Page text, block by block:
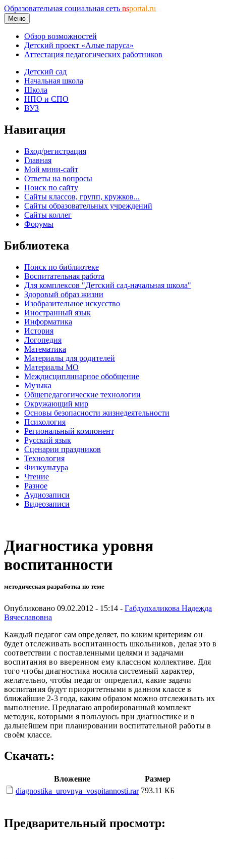
Образовательная социальная сеть nsportal.ru
Меню
Обзор возможностей
Детский проект «Алые паруса»
Аттестация педагогических работников
Детский сад
Начальная школа
Школа
НПО и СПО
ВУЗ
Навигация
Вход/регистрация
Главная
Мой мини-сайт
Ответы на вопросы
Поиск по сайту
Сайты классов, групп, кружков...
Сайты образовательных учреждений
Сайты коллег
Форумы
Библиотека
Поиск по библиотеке
Воспитательная работа
Для комплексов "Детский сад-начальная школа"
Здоровый образ жизни
Изобразительное искусство
Иностранный язык
Информатика
История
Логопедия
Математика
Материалы для родителей
Материалы МО
Междисциплинарное обобщение
Музыка
Общепедагогические технологии
Окружающий мир
Основы безопасности жизнедеятельности
Психология
Региональный компонент
Русский язык
Сценарии праздников
Технология
Физкультура
Чтение
Разное
Аудиозаписи
Видеозаписи
Диагностика уровня
воспитанности
методическая разработка по теме
Опубликовано 09.02.2012 - 15:14 - Габдулхаликова Надежда
Вячеславовна
Каждый педагог сам определяет, по каким критериямон
будет отслеживать воспитанность школьников, делая это в
соответствии с поставленными целями изадачами
воспитания во вверенном ему классномколлективе. Для
того чтобы диагностика носила сис­темный характер,
желательно, чтобы педагог опре­делил, какие задачи
воспитания будут приоритетными в данном классе в
ближайшие 2-3 года, каким об­разом можно отслеживать их
выполнение.Предлагаю апробированный комплект
методик, ко­торыми я пользуюсь при диагностике и в
дальнейшем при планировании воспитательной работы в
своём классе.
Скачать:
Вложение
Размер
diagnostika_urovnya_vospitannosti.rar 793.11 КБ
Предварительный просмотр: